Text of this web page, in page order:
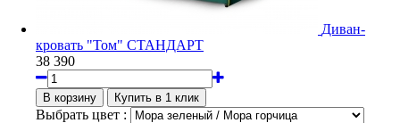
Диван-
кровать "Том" СТАНДАРТ
38 390
Выбрать цвет :